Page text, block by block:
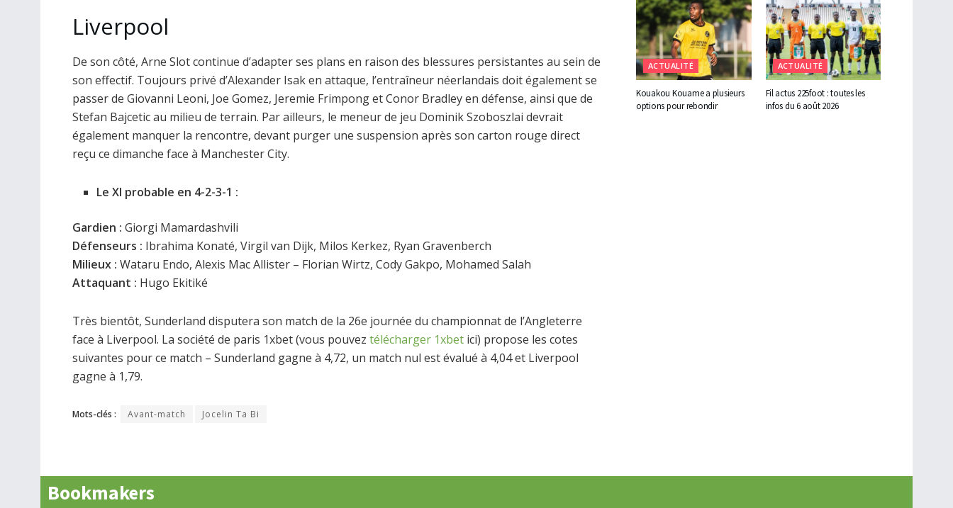
Liverpool
De son côté, Arne Slot continue d’adapter ses plans en raison des blessures persistantes au sein de
son effectif. Toujours privé d’Alexander Isak en attaque, l’entraîneur néerlandais doit également se
passer de Giovanni Leoni, Joe Gomez, Jeremie Frimpong et Conor Bradley en défense, ainsi que de
Stefan Bajcetic au milieu de terrain. Par ailleurs, le meneur de jeu Dominik Szoboszlai devrait
également manquer la rencontre, devant purger une suspension après son carton rouge direct
reçu ce dimanche face à Manchester City.
Le XI probable en 4-2-3-1 :
Gardien : Giorgi Mamardashvili
Défenseurs : Ibrahima Konaté, Virgil van Dijk, Milos Kerkez, Ryan Gravenberch
Milieux : Wataru Endo, Alexis Mac Allister – Florian Wirtz, Cody Gakpo, Mohamed Salah
Attaquant : Hugo Ekitiké
Très bientôt, Sunderland disputera son match de la 26e journée du championnat de l’Angleterre
face à Liverpool. La société de paris 1xbet (vous pouvez télécharger 1xbet ici) propose les cotes
suivantes pour ce match – Sunderland gagne à 4,72, un match nul est évalué à 4,04 et Liverpool
gagne à 1,79.
Mots-clés : Avant-match Jocelin Ta Bi
ACTUALITÉ
Kouakou Kouame a plusieurs
options pour rebondir
ACTUALITÉ
Fil actus 225foot : toutes les
infos du 6 août 2026
Bookmakers